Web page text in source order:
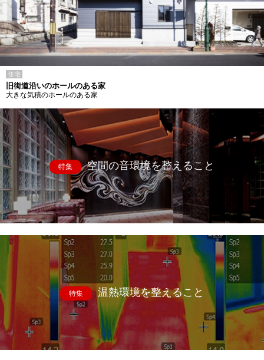
住宅
旧街道沿いのホールのある家
大きな気積のホールのある家
特集 空間の音環境を整えること
特集 温熱環境を整えること